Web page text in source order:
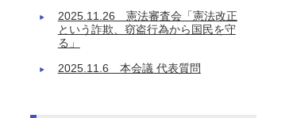
2025.11.26 憲法審査会「憲法改正
という詐欺、窃盗行為から国民を守
る」
2025.11.6 本会議 代表質問